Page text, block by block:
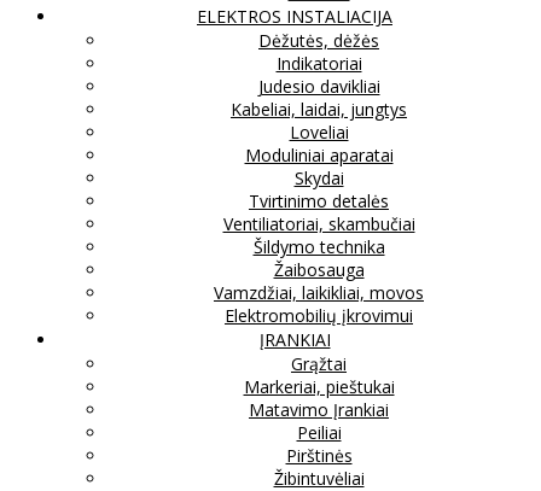
ELEKTROS INSTALIACIJA
Dėžutės, dėžės
Indikatoriai
Judesio davikliai
Kabeliai, laidai, jungtys
Loveliai
Moduliniai aparatai
Skydai
Tvirtinimo detalės
Ventiliatoriai, skambučiai
Šildymo technika
Žaibosauga
Vamzdžiai, laikikliai, movos
Elektromobilių įkrovimui
ĮRANKIAI
Grąžtai
Markeriai, pieštukai
Matavimo Įrankiai
Peiliai
Pirštinės
Žibintuvėliai